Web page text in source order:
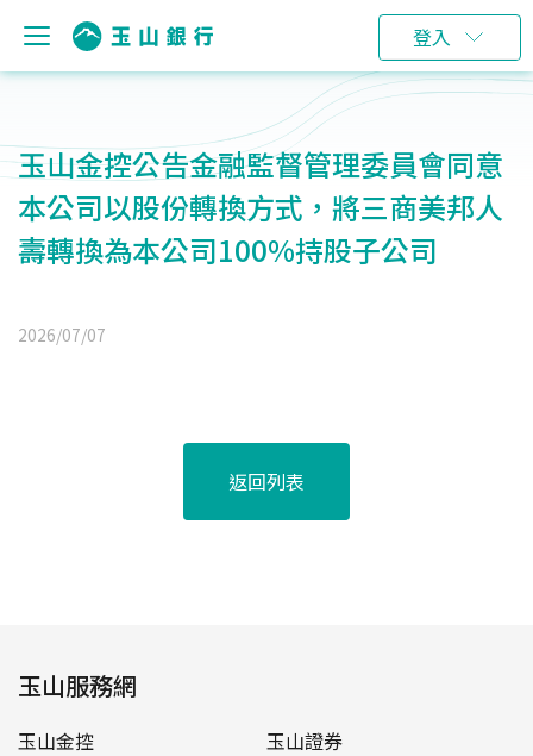
登入
玉山金控公告金融監督管理委員會同意
本公司以股份轉換方式，將三商美邦人
壽轉換為本公司100%持股子公司
2026/07/07
返回列表
玉山服務網
玉山金控
玉山證券